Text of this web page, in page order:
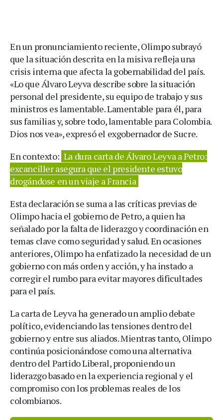
En un pronunciamiento reciente, Olimpo subrayó
que la situación descrita en la misiva refleja una
crisis interna que afecta la gobernabilidad del país.
«Lo que Álvaro Leyva describe sobre la situación
personal del presidente, su equipo de trabajo y sus
ministros es lamentable. Lamentable para él, para
sus familias y, sobre todo, lamentable para Colombia.
Dios nos vea», expresó el exgobernador de Sucre.​
En contexto: La dura carta de Álvaro Leyva a Petro:
excanciller asegura que el presidente estuvo
drogándose en un viaje a Francia
Esta declaración se suma a las críticas previas de
Olimpo hacia el gobierno de Petro, a quien ha
señalado por la falta de liderazgo y coordinación en
temas clave como seguridad y salud. En ocasiones
anteriores, Olimpo ha enfatizado la necesidad de un
gobierno con más orden y acción, y ha instado a
corregir el rumbo para evitar mayores dificultades
para el país.​
La carta de Leyva ha generado un amplio debate
político, evidenciando las tensiones dentro del
gobierno y entre sus aliados. Mientras tanto, Olimpo
continúa posicionándose como una alternativa
dentro del Partido Liberal, proponiendo un
liderazgo basado en la experiencia regional y el
compromiso con los problemas reales de los
colombianos.​